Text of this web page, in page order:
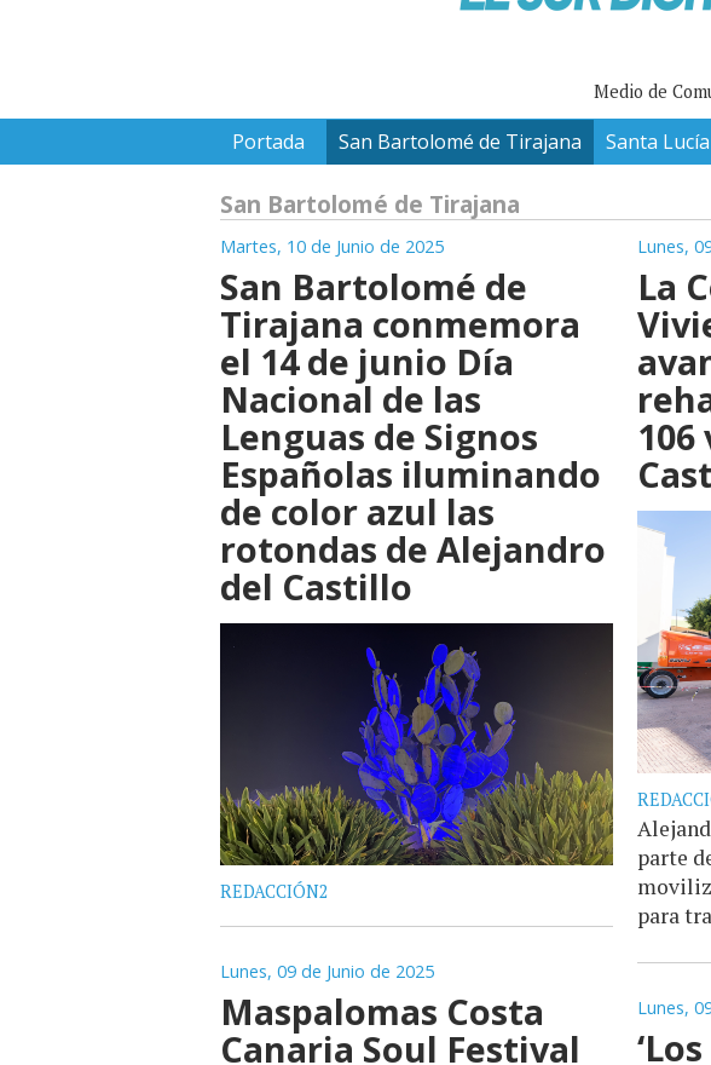
Medio de
Portada San Bartolomé de Tirajana Santa
San Bartolomé de Tirajana
Martes, 10 de Junio de 2025
San Bartolomé de
Tirajana conmemora
el 14 de junio Día
Nacional de las
Lenguas de Signos
Españolas iluminando
de color azul las
rotondas de Alejandro
del Castillo
REDACCIÓN2
Lunes, 09 de Junio de 2025
Maspalomas Costa
Canaria Soul Festival
Lunes,
La
parte
para
Lunes,